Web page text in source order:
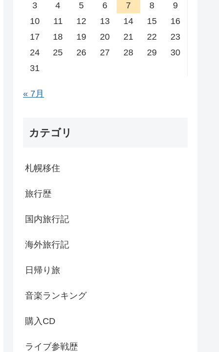
3
4 5 6 7 8
9
10
11 12 13 14 15
16
17
18 19 20 21 22
23
24
25 26 27 28 29
30
31
« 7月
カテゴリ
札幌移住
旅行歴
国内旅行記
海外旅行記
日帰り旅
音楽ランキング
購入CD
ライブ参戦歴